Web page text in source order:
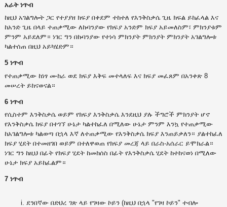
አራት ነጥብ
ከዚህ አገልግሎት ጋር የተያያዘ ክፍያ በቀደም ተከተለ የእንቅስቃሴ ጊዜ ክፍል ይከፈላል እና
ከአንድ ጊዜ በላይ ተጠቃሚው ለኩባንያው የክፍያ አንድም ክፍያ አይመለስም፣ ምክንያቱም
ምንም አይደለም። ነገር ግን በኩባንያው የተነሳ ምክንያት ምክንያት ምክንያት አገልግሎቱ
ካልተሰጠ በዚህ አይካሄድም።
5 ነጥብ
የተጠቃሚው ከነፃ ሙከራ ወደ ክፍያ እቅፍ መተላለፍ እና ክፍያ መፈጸም በአንቀጽ 8
መሠረት ይከናወናል።
6 ነጥብ
የሲስተም እንቅስቃሴ ወይም የክፍያ እንቅስቃሴ እንደዚህ ያሉ ችግሮች ምክንያት ሆኖ
የእንቅስቃሴ ክፍያ በተገኘ ሁኔታ ካልተከፈለ በሚለው ሁኔታ ምንም እንኳ የተጠቃሚው
ከአገልግሎቱ ካልወጣ በኋላ እኛ ለተጠቃሚው የእንቅስቃሴ ክፍያ እንጠይቃለን። ያልተከፈለ
ክፍያ ሂደት በተመዘገበ ወይም በተለዋወጠ የክፍያ መረጃ ላይ በራስ-አሰራር ይሞክራል።
ነገር ግን ከዚህ በፊት የክፍያ ሂደት ከመከሰስ በፊት የእንቅስቃሴ ሂደት ከተከናወነ በሚለው
ሁኔታ ክፍያ አይከፈልም።
7 ነጥብ
ደንበኛው በድህረ ገጽ ላይ የገዛው ኮይን (ከዚህ በኋላ "የገዛ ኮይን" ተብሎ